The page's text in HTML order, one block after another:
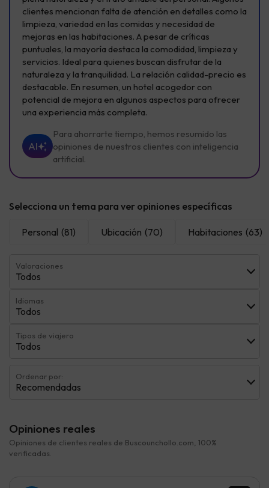
clientes mencionan falta de atención en detalles como la
limpieza, variedad en las comidas y necesidad de
mejoras en las habitaciones. A pesar de críticas
puntuales, la mayoría destaca la comodidad, limpieza y
servicios. Ideal para quienes buscan disfrutar de la
naturaleza y la tranquilidad. La relación calidad-precio es
destacable. En resumen, un hotel acogedor con
potencial de mejora en algunos aspectos para ofrecer
una experiencia más completa.
AI
Para ahorrarte tiempo, hemos resumido las
opiniones de nuestros clientes con inteligencia
artificial.
Selecciona un tema para ver opiniones específicas
Personal (81) Ubicación (70) Habitaciones (63)
Valoraciones
Todos
Idiomas
Todos
Tipos de viajero
Todos
Ordenar por:
Recomendadas
Opiniones reales
Opiniones de clientes reales de Buscounchollo.com, 100%
verificadas.